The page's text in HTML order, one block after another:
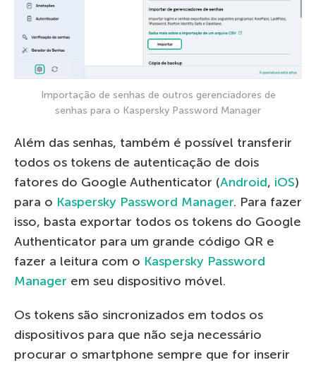
Importação de senhas de outros gerenciadores de
senhas para o Kaspersky Password Manager
Além das senhas, também é possível transferir
todos os tokens de autenticação de dois
fatores do Google Authenticator (Android, iOS)
para o Kaspersky Password Manager. Para fazer
isso, basta exportar todos os tokens do Google
Authenticator para um grande código QR e
fazer a leitura com o Kaspersky Password
Manager em seu dispositivo móvel.
Os tokens são sincronizados em todos os
dispositivos para que não seja necessário
procurar o smartphone sempre que for inserir